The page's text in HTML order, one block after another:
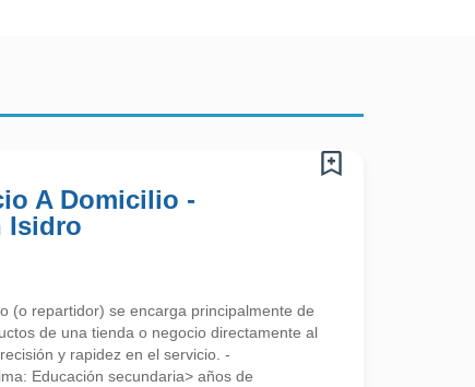
A Domicilio -
Isidro
(o repartidor) se encarga principalmente de
de una tienda o negocio directamente al
y rapidez en el servicio. -
Educación secundaria> años de